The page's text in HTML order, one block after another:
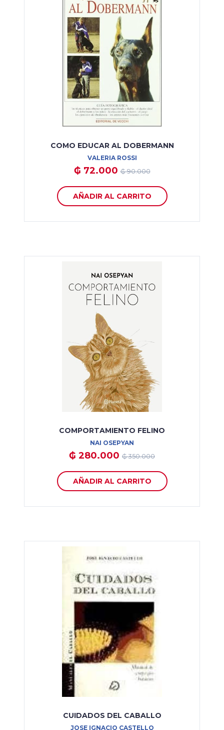
COMO EDUCAR AL DOBERMANN
VALERIA ROSSI
₲ 72.000₲ 90.000
AÑADIR AL CARRITO
COMPORTAMIENTO FELINO
NAI OSEPYAN
₲ 280.000 ₲ 350.000
AÑADIR AL CARRITO
CUIDADOS DEL CABALLO
JOSE IGNACIO CASTELLO